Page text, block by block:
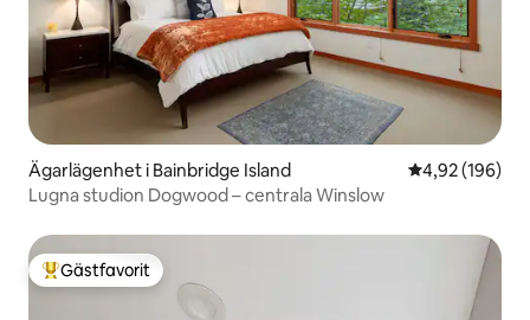
Ägarlägenhet i Bainbridge Island 4,92 av 5 i
4,92 (196)
Lugna studion Dogwood – centrala Winslow
Populär gästfavorit
Gästfavorit